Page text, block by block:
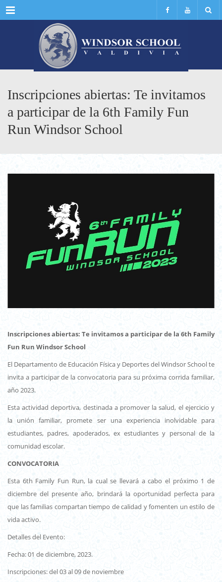
Menu
Inscripciones abiertas: Te invitamos
a participar de la 6th Family Fun
Run Windsor School
Inscripciones abiertas: Te invitamos a participar de la 6th Family
Fun Run Windsor School
El Departamento de Educación Física y Deportes del Windsor School te
invita a participar de la convocatoria para su próxima corrida familiar,
año 2023.
Esta actividad deportiva, destinada a promover la salud, el ejercicio y
la unión familiar, promete ser una experiencia inolvidable para
estudiantes, padres, apoderados, ex estudiantes y personal de la
comunidad escolar.
CONVOCATORIA
Esta 6th Family Fun Run, la cual se llevará a cabo el próximo 1 de
diciembre del presente año, brindará la oportunidad perfecta para
que las familias compartan tiempo de calidad y fomenten un estilo de
vida activo.
Detalles del Evento:
Fecha: 01 de diciembre, 2023.
Inscripciones: del 03 al 09 de noviembre